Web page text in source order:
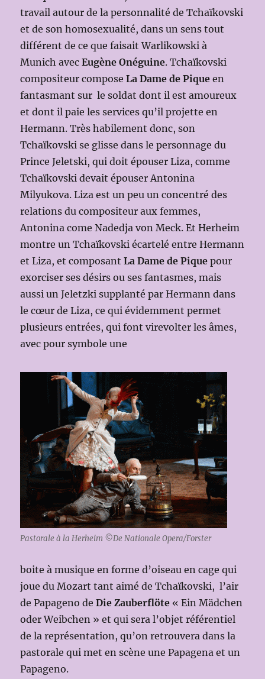
travail autour de la personnalité de Tchaïkovski
et de son homosexualité, dans un sens tout
différent de ce que faisait Warlikowski à
Munich avecEugène Onéguine. Tchaïkovski
compositeur composeLa Dame de Pique en
fantasmant sur le soldat dont il est amoureux
et dont il paie les services qu’il projette en
Hermann. Très habilement donc, son
Tchaïkovski se glisse dans le personnage du
Prince Jeletski, qui doit épouser Liza, comme
Tchaïkovski devait épouser Antonina
Milyukova. Liza est un peu un concentré des
relations du compositeur aux femmes,
Antonina come Nadedja von Meck. Et Herheim
montre un Tchaïkovski écartelé entre Hermann
et Liza, et composantLa Dame de Pique pour
exorciser ses désirs ou ses fantasmes, mais
aussi un Jeletzki supplanté par Hermann dans
le cœur de Liza, ce qui évidemment permet
plusieurs entrées, qui font virevolter les âmes,
avec pour symbole une
Pastorale à la Herheim ©De Nationale Opera/Forster
boite à musique en forme d’oiseau en cage qui
joue du Mozart tant aimé de Tchaïkovski, l’air
de Papageno deDie Zauberflöte « Ein Mädchen
oder Weibchen » et qui sera l’objet référentiel
de la représentation, qu’on retrouvera dans la
pastorale qui met en scène une Papagena et un
Papageno.